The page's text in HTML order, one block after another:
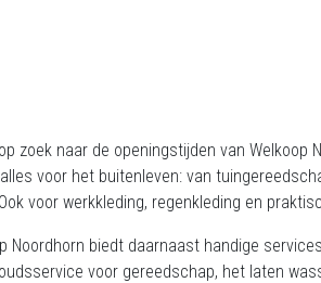
zoek naar de openingstijden van Welkoop
voor het buitenleven: van
voor werkkleding, regenkleding en
Noordhorn biedt daarnaast handige
voor gereedschap, het laten